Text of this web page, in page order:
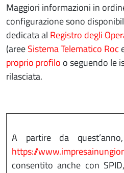
Maggiori informazioni in
configurazione sono
dedicata al Registro degli
(areeSistema Telematico Roc
proprio profilo o seguendo le
rilasciata.
A partire da
https://
consentito anche con